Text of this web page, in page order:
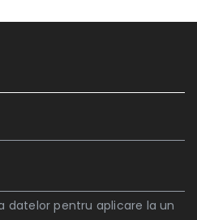
datelor pentru aplicare la un